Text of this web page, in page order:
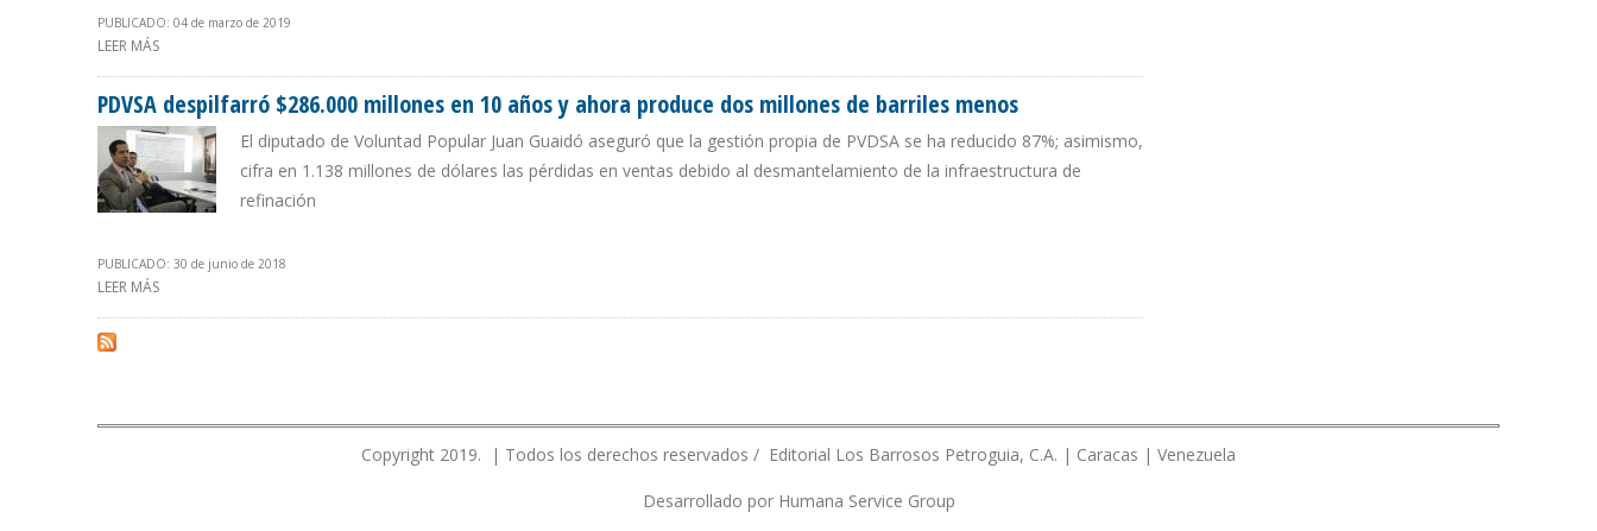
PUBLICADO: 04 de marzo de 2019
LEER MÁS
PDVSA despilfarró $286.000 millones en 10 años y ahora produce dos millones de barriles menos
El diputado de Voluntad Popular Juan Guaidó aseguró que la gestión propia de PVDSA se ha reducido 87%; asimismo,
cifra en 1.138 millones de dólares las pérdidas en ventas debido al desmantelamiento de la infraestructura de
refinación
PUBLICADO: 30 de junio de 2018
LEER MÁS
Copyright 2019. | Todos los derechos reservados / Editorial Los Barrosos Petroguia, C.A. | Caracas | Venezuela
Desarrollado por Humana Service Group